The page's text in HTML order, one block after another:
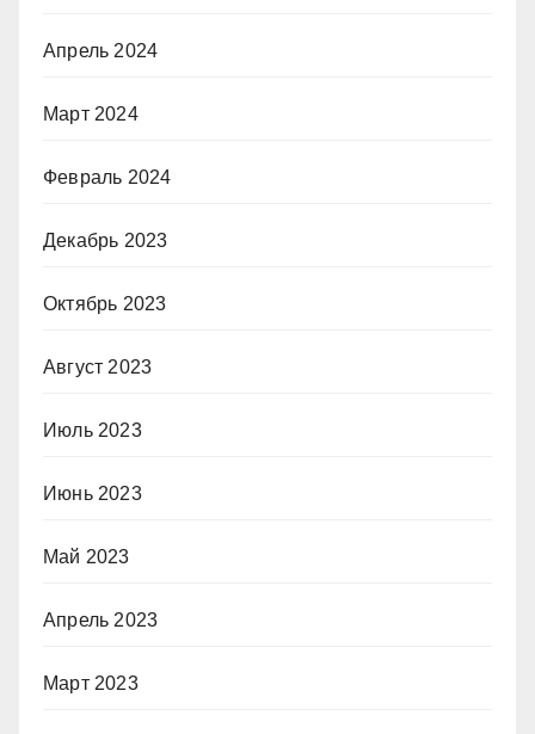
Апрель 2024
Март 2024
Февраль 2024
Декабрь 2023
Октябрь 2023
Август 2023
Июль 2023
Июнь 2023
Май 2023
Апрель 2023
Март 2023